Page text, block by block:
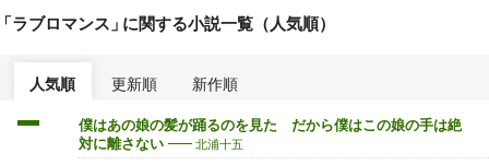
ラブロマンス 」に関する小説一覧（人気順）
人気順 更新順 新作順
僕はあの娘の髪が踊るのを見た だから僕はこの娘の手は絶
対に離さない
北浦十五